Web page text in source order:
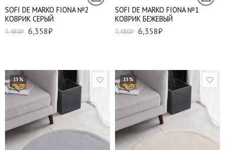
SOFI DE MARKO FIONA №2
КОВРИК СЕРЫЙ
7,480₽ 6,358₽
SOFI DE MARKO FIONA №1
КОВРИК БЕЖЕВЫЙ
7,480₽ 6,358₽
15% 15%